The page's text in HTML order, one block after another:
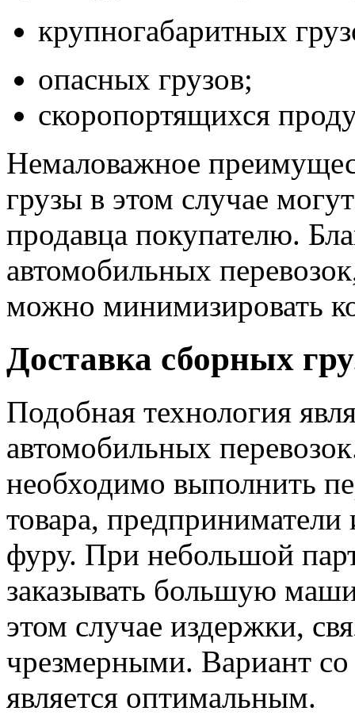
крупногабаритных
опасных грузов;
скоропортящихся
Немаловажное
грузы в этом случае
продавца покупателю.
автомобильных
можно минимизировать
Доставка сборных
Подобная технология
автомобильных
необходимо выполнить
товара, предприниматели
фуру. При небольшой
заказывать большую
этом случае издержки,
чрезмерными. Вариант
является оптимальным.